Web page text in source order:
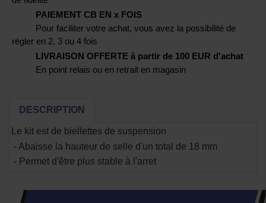
PAIEMENT CB EN x FOIS
Pour faciliter votre achat, vous avez la possibilité de
régler en 2, 3 ou 4 fois
LIVRAISON OFFERTE à partir de 100 EUR d'achat
En point relais ou en retrait en magasin
DESCRIPTION
Le kit est de biellettes de suspension
- Abaisse la hauteur de selle d'un total de 18 mm
- Permet d'être plus stable à l'arret